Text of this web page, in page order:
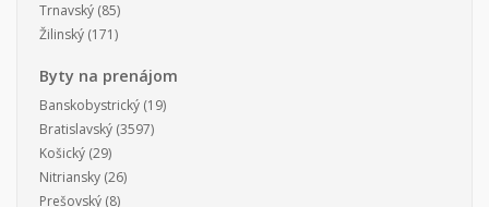
Trnavský (85)
Žilinský (171)
Byty na prenájom
Banskobystrický (19)
Bratislavský (3597)
Košický (29)
Nitriansky (26)
Prešovský (8)